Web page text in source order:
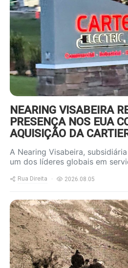
content/uploads/2026/08/
Electric-2-800x600.jpg
NEARING VISABEIRA
PRESENÇA NOS EUA
AQUISIÇÃO DA
A Nearing Visabeira,
um dos líderes globais em
Rua Direita 2026.08.05
https://www.ruadireita.pt/wp-
content/uploads/2024/05/
a-salto-800x600.jpg